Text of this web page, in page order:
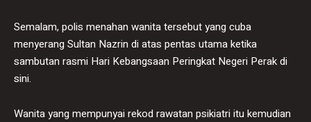
Semalam, polis menahan wanita tersebut yang cuba
menyerang Sultan Nazrin di atas pentas utama ketika
sambutan rasmi Hari Kebangsaan Peringkat Negeri Perak di
sini.
Wanita yang mempunyai rekod rawatan psikiatri itu kemudian